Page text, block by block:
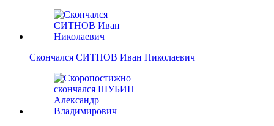
Скончался СИТНОВ Иван Николаевич